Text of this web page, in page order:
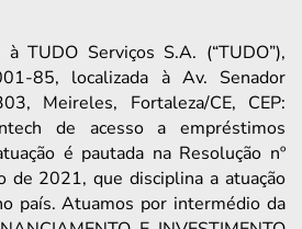
TUDO Serviços S.A. (“TUDO”),
85, localizada à Av. Senador
Meireles, Fortaleza/CE, CEP:
de acesso a empréstimos
é pautada na Resolução nº
2021, que disciplina a atuação
país. Atuamos por intermédio da